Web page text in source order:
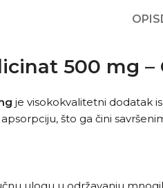
OPIS
500 mg –
je visokokvalitetni dodatak
što ga čini